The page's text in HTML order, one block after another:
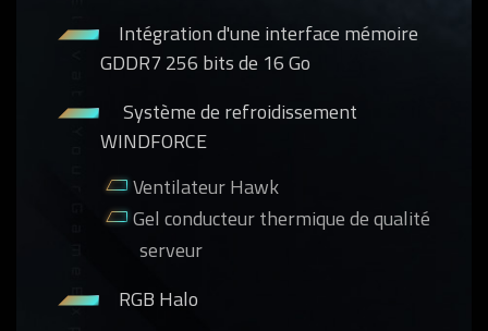
Intégration d'une interface mémoire
GDDR7 256 bits de 16 Go
Système de refroidissement
WINDFORCE
Ventilateur Hawk
Gel conducteur thermique de qualité
serveur
RGB Halo